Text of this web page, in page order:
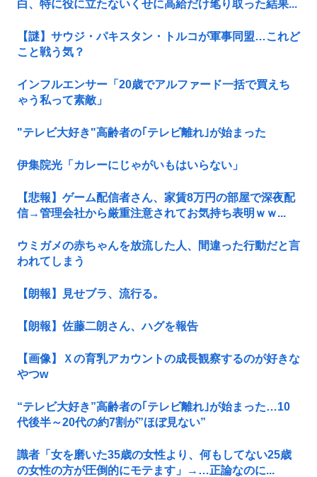
白、特に役に立たないくせに高給だけ毟り取った結果...
【謎】サウジ・パキスタン・トルコが軍事同盟…これど
こと戦う気？
インフルエンサー「20歳でアルファード一括で買えち
ゃう私って素敵」
"テレビ大好き"高齢者の｢テレビ離れ｣が始まった
伊集院光「カレーにじゃがいもはいらない」
【悲報】ゲーム配信者さん、家賃8万円の部屋で深夜配
信→管理会社から厳重注意されてお気持ち表明ｗｗ...
ウミガメの赤ちゃんを放流した人、間違った行動だと言
われてしまう
【朗報】見せブラ、流行る。
【朗報】佐藤二朗さん、ハグを報告
【画像】Ｘの育乳アカウントの成長観察するのが好きな
やつw
“テレビ大好き”高齢者の｢テレビ離れ｣が始まった…10
代後半～20代の約7割が”ほぼ見ない”
識者「女を磨いた35歳の女性より、何もしてない25歳
の女性の方が圧倒的にモテます」→…正論なのに...